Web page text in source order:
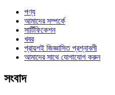
পণ্য
আমাদের সম্পর্কে
সার্টিফিকেশন
খবর
প্রায়শই জিজ্ঞাসিত প্রশ্নাবলী
আমাদের সাথে যোগাযোগ করুন
সংবাদ